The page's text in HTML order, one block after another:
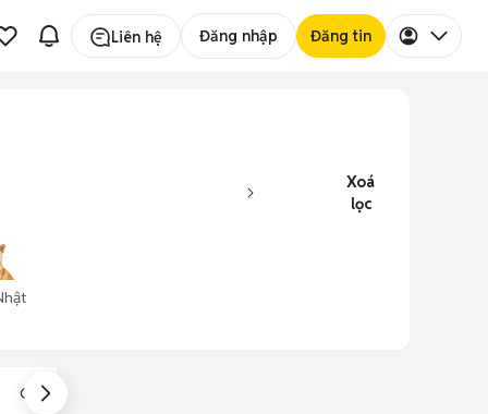
Liên hệ Đăng nhập Đăng tin
Xoá
lọc
Chó Cỏ